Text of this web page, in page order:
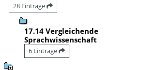
28 Einträge
17.14 Vergleichende
Sprachwissenschaft
6 Einträge